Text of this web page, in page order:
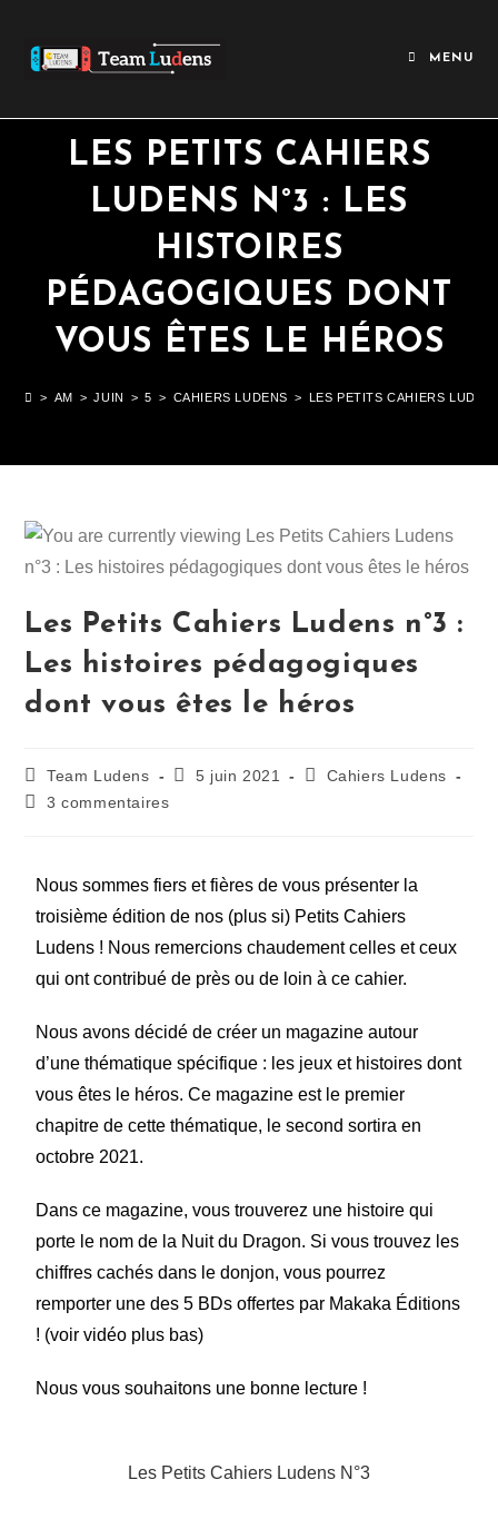
MENU
LES PETITS CAHIERS
LUDENS N°3 : LES
HISTOIRES
PÉDAGOGIQUES DONT
VOUS ÊTES LE HÉROS
> AM > JUIN > 5 > CAHIERS LUDENS > LES PETITS CAHIERS
Les Petits Cahiers Ludens n°3 :
Les histoires pédagogiques
dont vous êtes le héros
Team Ludens 5 juin 2021
Cahiers Ludens
3 commentaires
Nous sommes fiers et fières de vous présenter la
troisième édition de nos (plus si) Petits Cahiers
Ludens ! Nous remercions chaudement celles et ceux
qui ont contribué de près ou de loin à ce cahier.
Nous avons décidé de créer un magazine autour
d’une thématique spécifique : les jeux et histoires dont
vous êtes le héros. Ce magazine est le premier
chapitre de cette thématique, le second sortira en
octobre 2021.
Dans ce magazine, vous trouverez une histoire qui
porte le nom de la Nuit du Dragon. Si vous trouvez les
chiffres cachés dans le donjon, vous pourrez
remporter une des 5 BDs offertes par Makaka Éditions
! (voir vidéo plus bas)
Nous vous souhaitons une bonne lecture !
Les Petits Cahiers Ludens N°3